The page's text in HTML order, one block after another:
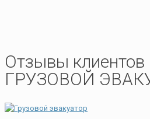
Отзывы клиентов
ГРУЗОВОЙ